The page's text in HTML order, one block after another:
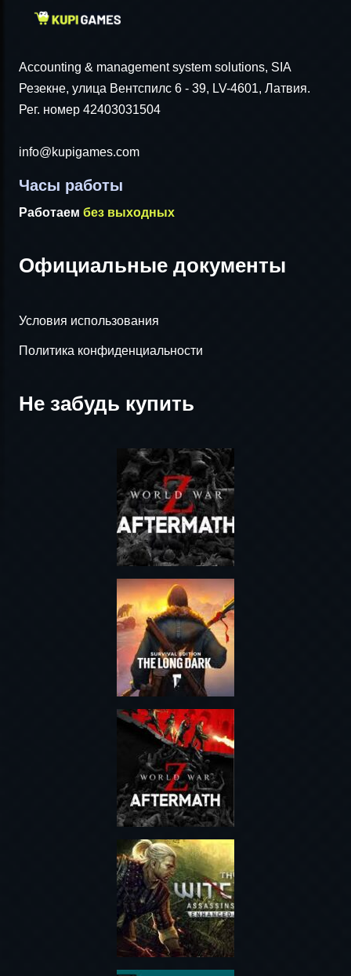
Accounting & management system solutions, SIA
Резекне, улица Вентспилс 6 - 39, LV-4601, Латвия.
Рег. номер 42403031504
info@kupigames.com
Часы работы
Работаем без выходных
Официальные документы
Условия использования
Политика конфиденциальности
Не забудь купить